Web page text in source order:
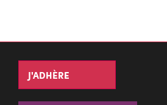
J'ADHÈRE